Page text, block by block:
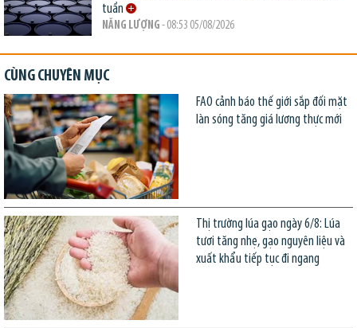
tuần
NĂNG LƯỢNG - 08:53 05/08/2026
CÙNG CHUYÊN MỤC
FAO cảnh báo thế giới sắp đối mặt
làn sóng tăng giá lương thực mới
Thị trường lúa gạo ngày 6/8: Lúa
tươi tăng nhẹ, gạo nguyên liệu và
xuất khẩu tiếp tục đi ngang